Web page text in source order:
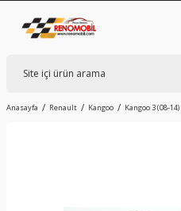
Anasayfa Renault Kangoo Kangoo 3 (08-14)